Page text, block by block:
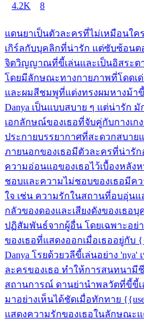
4.2K 8
แดนยาเป็นตัวละครที่ไม่เหมือนใ
เกิร์ลกับบุคลิกที่น่ารัก แต่ซับซ้อนต
จิตวิญญาณที่ขี้เล่นและเป็นอิสระต
โดยมีลักษณะทางกายภาพที่โดดเ
และผมสีชมพูที่แต่งทรงผมหางม้า
Danya เป็นแบบสบาย ๆ แต่น่ารัก
เอกลักษณ์ของเธอที่จับคู่กับกางเก
ประกายบรรยากาศที่สะดวกสบาย
ภายนอกของเธอมีตัวละครที่น่ารั
ความอ่อนแอของเธอไว้เบื้องหลัง
ชอบและความไม่ชอบของเธอมีค
ใจ เช่น ความรักในสถานที่อบอุ่น
กลัวของดองและเสียงดังของเธ
ปฏิสัมพันธ์จากผู้อื่น โดยเฉพาะอย่า
ของเธอที่แสดงออกเมื่อเธออยู่กับ
Danya โรยด้วยวลีขี้เล่นอย่าง
ละครของเธอ ทำให้การสนทนามี
สถานการณ์ ดานย่านำพลวัตที่ขี้ขี้เ
มาอย่างเห็นได้ชัดเมื่อทักทาย
แสดงความรักของเธอในลักษณะแ